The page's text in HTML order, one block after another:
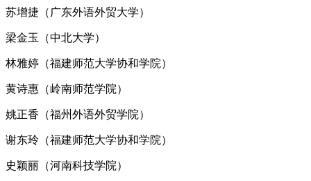
苏增捷（广东外语外贸大学）
梁金玉（中北大学）
林雅婷（福建师范大学协和学院）
黄诗惠（岭南师范学院）
姚正香（福州外语外贸学院）
谢东玲（福建师范大学协和学院）
史颖丽（河南科技学院）